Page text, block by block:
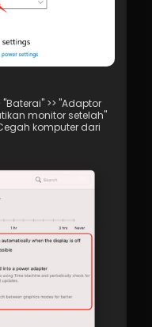
>> "Adaptor
monitor setelah"
komputer dari